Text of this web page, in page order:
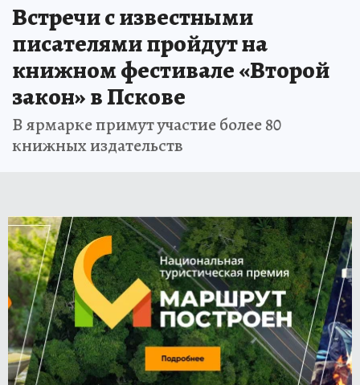
Встречи с известными
писателями пройдут на
книжном фестивале «Второй
закон» в Пскове
В ярмарке примут участие более 80
книжных издательств